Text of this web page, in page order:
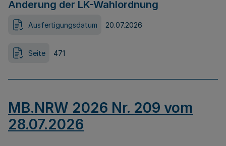
Änderung der LK-Wahlordnung
Ausfertigungsdatum 20.07.2026
Seite 471
MB.NRW 2026 Nr. 209 vom
28.07.2026